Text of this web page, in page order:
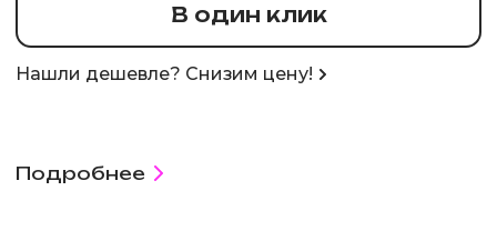
В один клик
Нашли дешевле? Снизим цену!
Подробнее